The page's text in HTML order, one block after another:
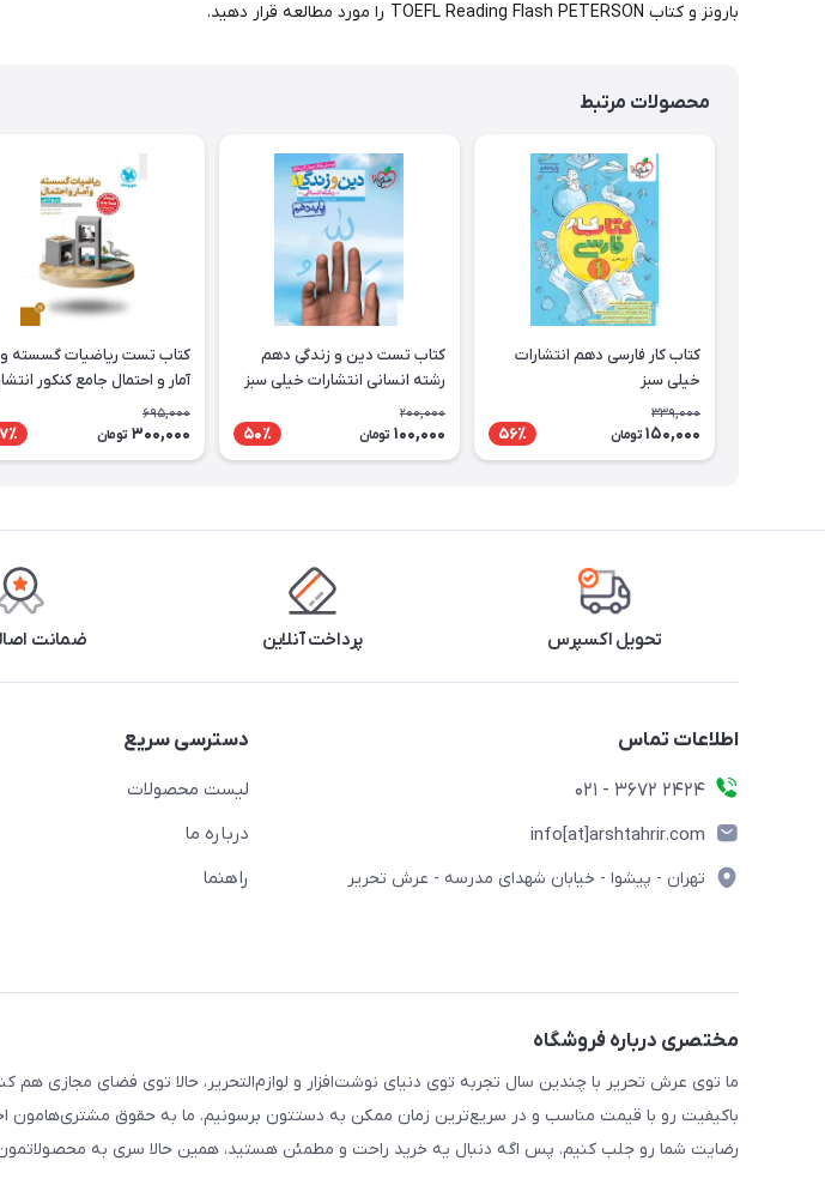
بارونز و کتاب TOEFL Reading Flash PETERSON را مورد مطالعه قرار دهید.
محصولات مرتبط
کتاب کار فارسی دهم انتشارات
خیلی سبز
339,000
150,000 تومان 56٪
کتاب تست دین و زندگی دهم
رشته انسانی انتشارات خیلی سبز
200,000
100,000 تومان 50٪
کتاب تست ریاضیات گسسته و
آمار و احتمال جامع کنکور
مهروماه
695,000
300,000 تومان
تحویل اکسپرس پرداخت آنلاین ضمانت
اطلاعات تماس
2424 3672 - 021
info[at]arshtahrir.com
تهران - پیشوا - خیابان شهدای مدرسه - عرش تحریر
دسترسی سریع
لیست محصولات
درباره ما
راهنما
مختصری درباره فروشگاه
ما توی عرش تحریر با چندین سال تجربه توی دنیای نوشت‌افزار و لوازم‌التحریر، حالا توی فضای مجازی
باکیفیت رو با قیمت مناسب و در سریع‌ترین زمان ممکن به دستتون برسونیم. ما به حقوق مشتری‌هامون
رضایت شما رو جلب کنیم. پس اگه دنبال یه خرید راحت و مطمئن هستید، همین حالا سری به محصولاتمون